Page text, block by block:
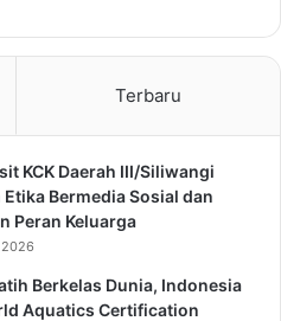
Terbaru
KCK Daerah III/Siliwangi
Etika Bermedia Sosial dan
Peran Keluarga
Berkelas Dunia, Indonesia
Aquatics Certification